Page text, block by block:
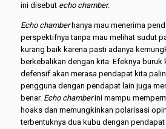
ini disebut echo chamber.
Echo chamberhanya mau menerima
perspektifnya tanpa mau melihat sudut
kurang baik karena pasti adanya
berkebalikan dengan kita. Efeknya buruk
defensif akan merasa pendapat kita
pengguna dengan pendapat lain juga
benar. Echo chamberini mampu
hoaks dan memungkinkan polarisasi
terbentuknya dua kubu dengan